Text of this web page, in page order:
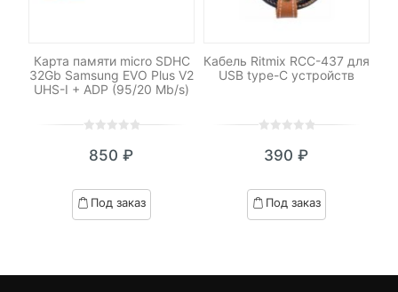
Карта памяти micro SDHC
32Gb Samsung EVO Plus V2
UHS-I + ADP (95/20 Mb/s)
out
based
on
850 ₽
Под заказ
Кабель Ritmix RCC-437 для
USB type-C устройств
out
based
on
390 ₽
Под заказ